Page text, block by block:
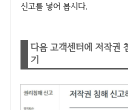
신고를 넣어 봅시다.
다음 고객센터에 저작권
기